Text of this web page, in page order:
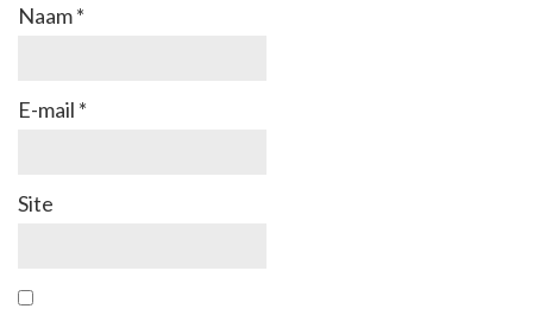
Naam*
E-mail *
Site